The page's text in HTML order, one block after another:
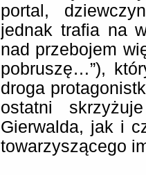
portal,
jednak trafia na
nad przebojem
pobruszę…”),
droga
ostatni
Gierwalda, jak i
towarzyszącego